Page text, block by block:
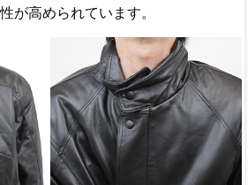
が高められています。